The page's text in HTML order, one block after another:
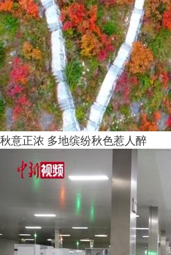
秋意正浓 多地缤纷秋色惹人醉